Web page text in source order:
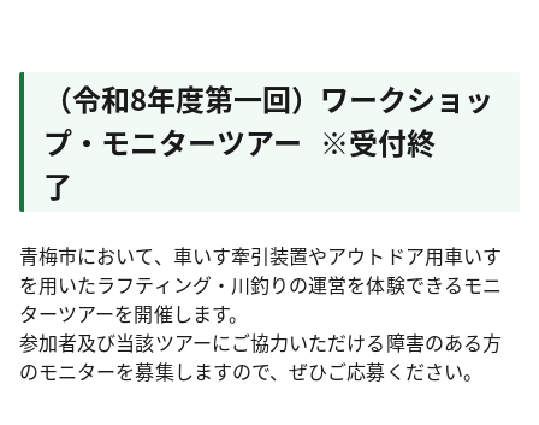
（令和8年度第一回）ワークショッ
プ・モニターツアー ※受付終
了
青梅市において、車いす牽引装置やアウトドア用車いす
を用いたラフティング・川釣りの運営を体験できるモニ
ターツアーを開催します。
参加者及び当該ツアーにご協力いただける障害のある方
のモニターを募集しますので、ぜひご応募ください。